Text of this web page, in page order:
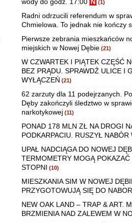
wody do godz. 17:00 N (1)
Radni odrzucili referendum w
Chmielowa. To jednak nie kończy
Pierwsze zebrania mieszkańców
miejskich w Nowej Dębie (21)
W CZWARTEK I PIĄTEK CZĘŚĆ
BEZ PRĄDU. SPRAWDŹ ULICE I
WYŁĄCZEŃ (21)
62 zarzuty dla 11 podejrzanych.
Dęby zakończyli śledztwo w
narkotykowej (11)
PONAD 178 MLN ZŁ NA DROGI
PODKARPACIU. RUSZYŁ NABÓR
UPAŁ NADCIĄGA DO NOWEJ
TERMOMETRY MOGĄ POKAZAĆ
STOPNI (10)
MIESZKANIA SIM W NOWEJ
PRZYGOTOWUJĄ SIĘ DO
NEW OAK LAND – TRAP & ART.
BRZMIENIA NAD ZALEWEM W